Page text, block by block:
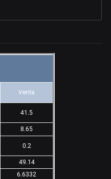
Venta
41.5
8.65
0.2
49.14
6.6332